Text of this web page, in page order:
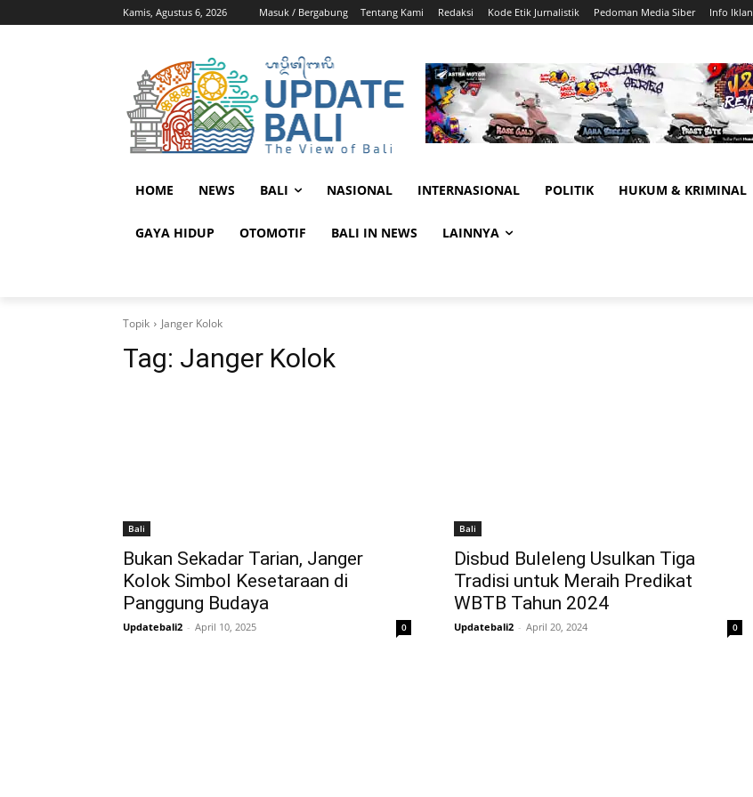
Kamis, Agustus 6, 2026 Masuk / Bergabung Tentang Kami Redaksi Kode Etik Jurnalistik Pedoman Media Siber Info Iklan
HOME NEWS BALI NASIONAL INTERNASIONAL POLITIK HUKUM & KRIMINAL
GAYA HIDUP OTOMOTIF BALI IN NEWS LAINNYA
Topik Janger Kolok
Tag: Janger Kolok
Bali
Bukan Sekadar Tarian, Janger
Kolok Simbol Kesetaraan di
Panggung Budaya
Updatebali2 - April 10, 2025 0
Bali
Disbud Buleleng Usulkan Tiga
Tradisi untuk Meraih Predikat
WBTB Tahun 2024
Updatebali2 - April 20, 2024 0